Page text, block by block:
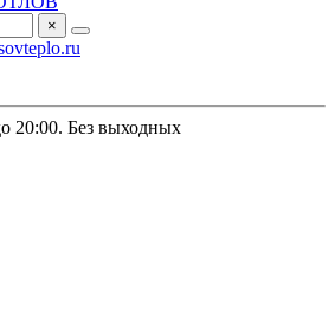
×
20:00. Без выходных